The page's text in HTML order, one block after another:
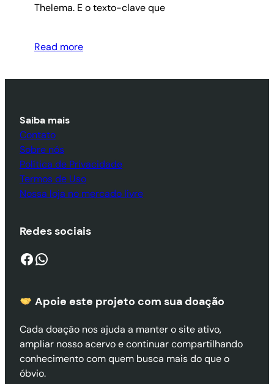
Thelema. E o texto-clave que
Read more
Saiba mais
Contato
Sobre nós
Política de Privacidade
Termos de Uso
Nossa loja no mercado livre
Redes sociais
Facebook WhatsApp
Apoie este projeto com sua doação
Cada doação nos ajuda a manter o site ativo,
ampliar nosso acervo e continuar compartilhando
conhecimento com quem busca mais do que o
óbvio.